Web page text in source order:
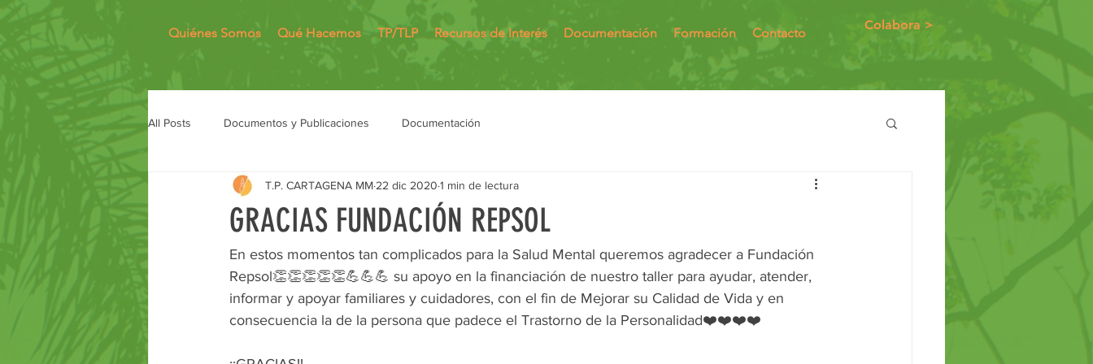
Quiénes Somos Qué Hacemos TP/TLP Recursos de Interés Documentación Formación Contacto
Colabora >
All Posts Documentos y Publicaciones Documentación
GRACIAS FUNDACIÓN REPSOL
T.P. CARTAGENA MM 22 dic 2020 1 min de lectura
En estos momentos tan complicados para la Salud Mental queremos agradecer a Fundación
Repsol👏👏👏👏👏💪💪💪 su apoyo en la financiación de nuestro taller para ayudar, atender,
informar y apoyar familiares y cuidadores, con el fin de Mejorar su Calidad de Vida y en
consecuencia la de la persona que padece el Trastorno de la Personalidad❤️❤️❤️❤️